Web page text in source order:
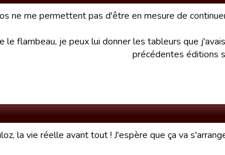
ne me permettent pas d'être en mesure de
le flambeau, je peux lui donner les tableurs que
précédentes éditions
la vie réelle avant tout ! J'espère que ça va